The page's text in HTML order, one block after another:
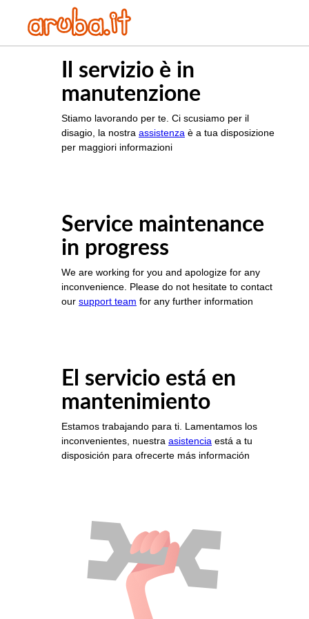
Il servizio è in
manutenzione
Stiamo lavorando per te. Ci scusiamo per il
disagio, la nostra assistenza è a tua disposizione
per maggiori informazioni
Service maintenance
in progress
We are working for you and apologize for any
inconvenience. Please do not hesitate to contact
our support team for any further information
El servicio está en
mantenimiento
Estamos trabajando para ti. Lamentamos los
inconvenientes, nuestra asistencia está a tu
disposición para ofrecerte más información